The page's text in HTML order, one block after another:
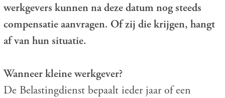
werkgevers kunnen na deze datum nog steeds
compensatie aanvragen. Of zij die krijgen, hangt
af van hun situatie.
Wanneer kleine werkgever?
De Belastingdienst bepaalt ieder jaar of een